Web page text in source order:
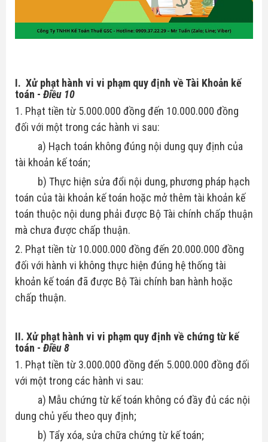
Luật kế toán
I. Xử phạt hành vi vi phạm quy định về Tài Khoản kế
toán - Điều 10
1. Phạt tiền từ 5.000.000 đồng đến 10.000.000 đồng
đối với một trong các hành vi sau:
a) Hạch toán không đúng nội dung quy định của
tài khoản kế toán;
b) Thực hiện sửa đổi nội dung, phương pháp hạch
toán của tài khoản kế toán hoặc mở thêm tài khoản kế
toán thuộc nội dung phải được Bộ Tài chính chấp thuận
mà chưa được chấp thuận.
2. Phạt tiền từ 10.000.000 đồng đến 20.000.000 đồng
đối với hành vi không thực hiện đúng hệ thống tài
khoản kế toán đã được Bộ Tài chính ban hành hoặc
chấp thuận.
II. Xử phạt hành vi vi phạm quy định về chứng từ kế
toán - Điều 8
1. Phạt tiền từ 3.000.000 đồng đến 5.000.000 đồng đối
với một trong các hành vi sau:
a) Mẫu chứng từ kế toán không có đầy đủ các nội
dung chủ yếu theo quy định;
b) Tẩy xóa, sửa chữa chứng từ kế toán;